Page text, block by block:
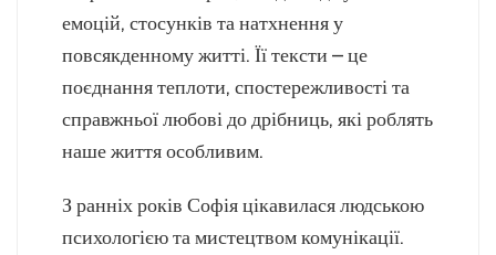
емоцій, стосунків та натхнення у
повсякденному житті. Її тексти – це
поєднання теплоти, спостережливості та
справжньої любові до дрібниць, які роблять
наше життя особливим.
З ранніх років Софія цікавилася людською
психологією та мистецтвом комунікації.